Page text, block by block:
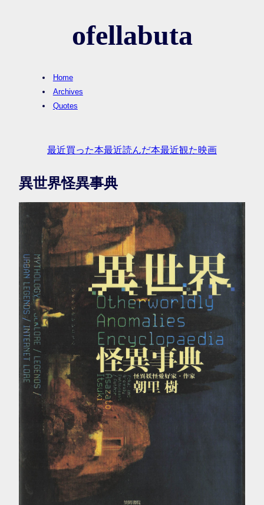
ofellabuta
Home
Archives
Quotes
最近買った本最近読んだ本最近観た映画
異世界怪異事典